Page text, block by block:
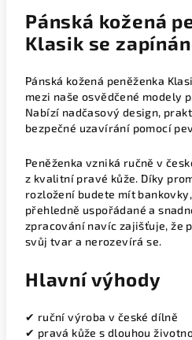
Pánská kožená
Klasik se
Pánská kožená peněženka
mezi naše osvědčené modely
Nabízí nadčasový design,
bezpečné uzavírání pomocí
Peněženka vzniká ručně v
z kvalitní pravé kůže. Díky
rozložení budete mít
přehledně uspořádané a
zpracování navíc zajišťuje, že
svůj tvar a nerozevírá se.
Hlavní výhody
✔ ruční výroba v české dílně
✔ pravá kůže s dlouhou